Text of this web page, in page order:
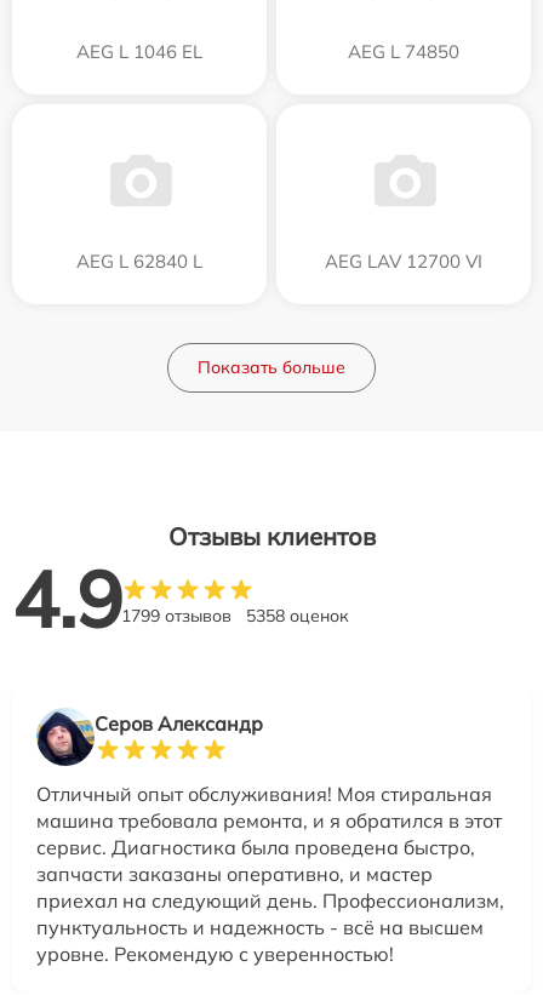
AEG L 1046 EL AEG L 74850
AEG L 62840 L AEG LAV 12700 VI
Показать больше
Отзывы клиентов
4.91799 отзывов 5358 оценок
Серов Александр
Отличный опыт обслуживания! Моя стиральная
машина требовала ремонта, и я обратился в этот
сервис. Диагностика была проведена быстро,
запчасти заказаны оперативно, и мастер
приехал на следующий день. Профессионализм,
пунктуальность и надежность - всё на высшем
уровне. Рекомендую с уверенностью!